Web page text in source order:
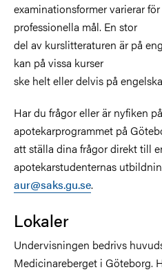
examinationsformer varierar
professionella mål. En stor
del av kurslitteraturen är på
kan på vissa kurser
ske helt eller delvis på
Har du frågor eller är nyfiken
apotekarprogrammet på
att ställa dina frågor direkt till
apotekarstudenternas
aur@saks.gu.se.
Lokaler
Undervisningen bedrivs
Medicinareberget i Göteborg.